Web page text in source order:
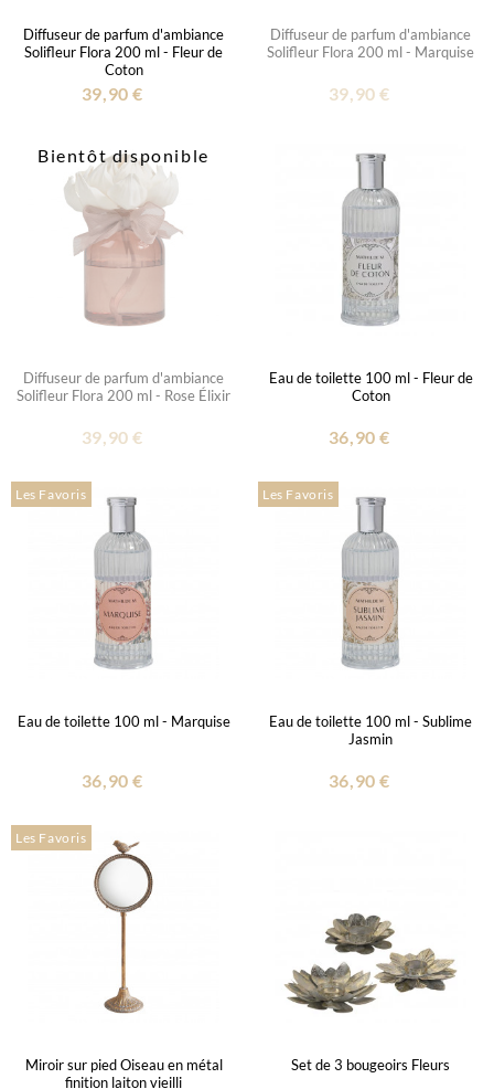
Diffuseur de parfum d'ambiance
Solifleur Flora 200 ml - Fleur de
Coton
39,90 €
Diffuseur de parfum d'ambiance
Solifleur Flora 200 ml - Marquise
39,90 €
Bientôt disponible
Diffuseur de parfum d'ambiance
Solifleur Flora 200 ml - Rose Élixir
39,90 €
Eau de toilette 100 ml - Fleur de
Coton
36,90 €
Les Favoris
Eau de toilette 100 ml - Marquise
36,90 €
Les Favoris
Eau de toilette 100 ml - Sublime
Jasmin
36,90 €
Les Favoris
Miroir sur pied Oiseau en métal
finition laiton vieilli
Set de 3 bougeoirs Fleurs